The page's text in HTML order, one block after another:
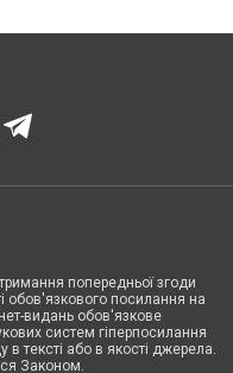
попередньої згоди
обов'язкового посилання на
видань обов'язкове
систем гіперпосилання
в тексті або в якості джерела.
Законом.